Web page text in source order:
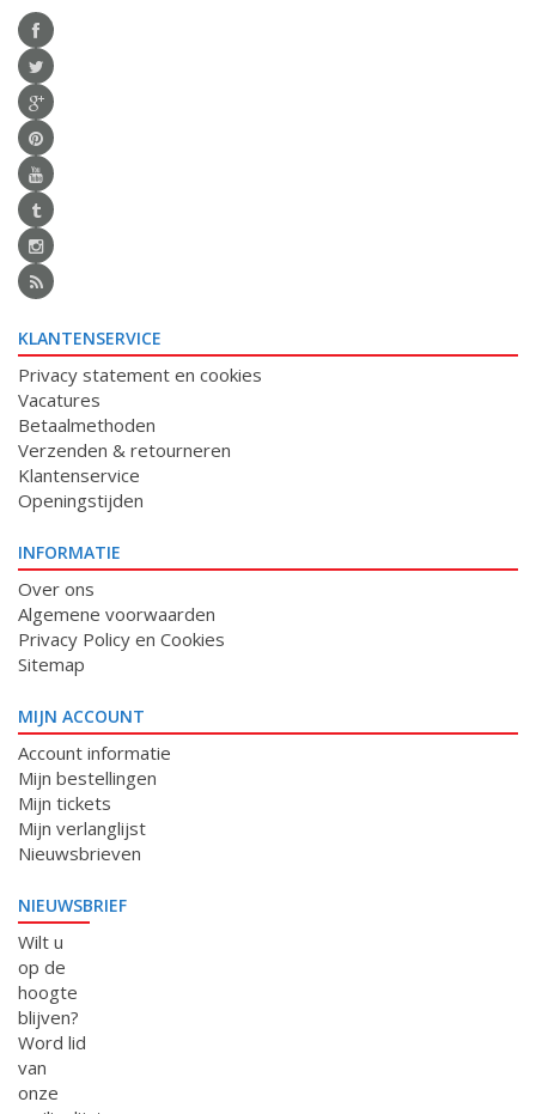
KLANTENSERVICE
Privacy statement en cookies
Vacatures
Betaalmethoden
Verzenden & retourneren
Klantenservice
Openingstijden
INFORMATIE
Over ons
Algemene voorwaarden
Privacy Policy en Cookies
Sitemap
MIJN ACCOUNT
Account informatie
Mijn bestellingen
Mijn tickets
Mijn verlanglijst
Nieuwsbrieven
NIEUWSBRIEF
Wilt u
op de
hoogte
blijven?
Word lid
van
onze